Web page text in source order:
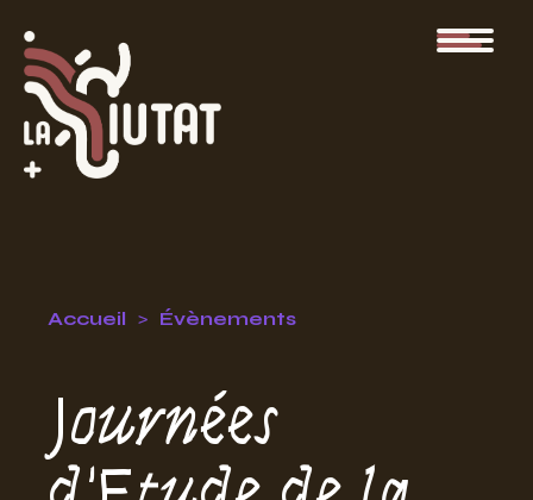
Accueil Évènements
Journées